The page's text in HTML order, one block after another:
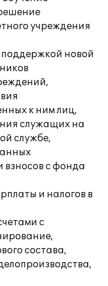
учреждения
поддержкой новой
к ним лиц,
служащих на
службе,
взносов с фонда
и налогов в
с
состава,